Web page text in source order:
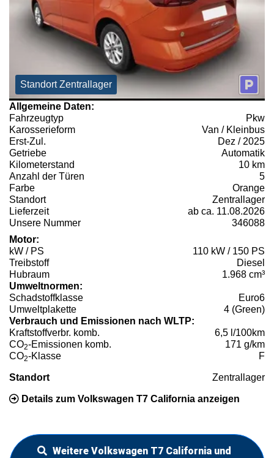
Standort Zentrallager
Allgemeine Daten:
Fahrzeugtyp
Pkw
Karosserieform
Van / Kleinbus
Erst-Zul.
Dez / 2025
Getriebe
Automatik
Kilometerstand
10 km
Anzahl der Türen
5
Farbe
Orange
Standort
Zentrallager
Lieferzeit
ab ca. 11.08.2026
Unsere Nummer
346088
Motor:
kW / PS
110 kW / 150 PS
Treibstoff
Diesel
Hubraum
1.968 cm³
Umweltnormen:
Schadstoffklasse
Euro6
Umweltplakette
4 (Green)
Verbrauch und Emissionen nach WLTP:
Kraftstoffverbr. komb.
6,5 l/100km
CO2-Emissionen komb.
171 g/km
CO2-Klasse F
Standort Zentrallager
Details zum Volkswagen T7 California anzeigen
Weitere Volkswagen T7 California und